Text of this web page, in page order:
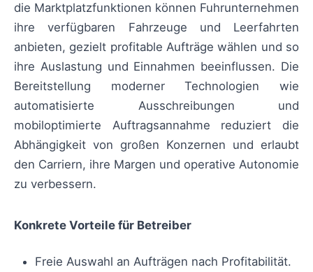
die Marktplatzfunktionen können Fuhrunternehmen
ihre verfügbaren Fahrzeuge und Leerfahrten
anbieten, gezielt profitable Aufträge wählen und so
ihre Auslastung und Einnahmen beeinflussen. Die
Bereitstellung moderner Technologien wie
automatisierte Ausschreibungen und
mobiloptimierte Auftragsannahme reduziert die
Abhängigkeit von großen Konzernen und erlaubt
den Carriern, ihre Margen und operative Autonomie
zu verbessern.
Konkrete Vorteile für Betreiber
Freie Auswahl an Aufträgen nach Profitabilität.